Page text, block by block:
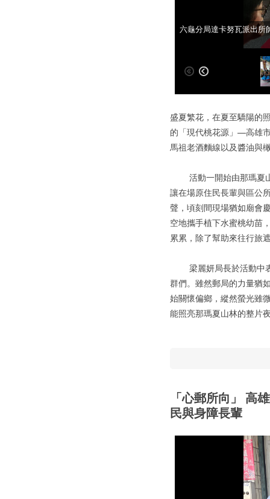
高雄郵局與那瑪夏耆老們
六龜分局達卡努瓦派出所
盛夏繁花，在夏至驕陽的
的「現代桃花源」—高雄
馬祖老酒麵線以及醬油與
活動一開始由那瑪夏山
讓在場原住民長輩與區公
聲，頃刻間現場猶如廟會
空地攜手植下水蜜桃幼苗
累累，除了幫助來往行旅
梁麗妍局長於活動中表
群們。雖然郵局的力量猶
始關懷偏鄉，縱然螢光雖
能照亮那瑪夏山林的整片
「心郵所向」 高
民與身障長輩